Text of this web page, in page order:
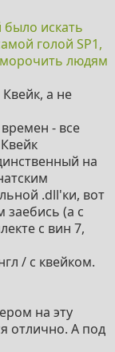
было искать
голой SP1,
людям
а не
- все
на
.dll'ки, вот
заебись (а с
с вин 7,
/ с квейком.
на эту
отлично. А под